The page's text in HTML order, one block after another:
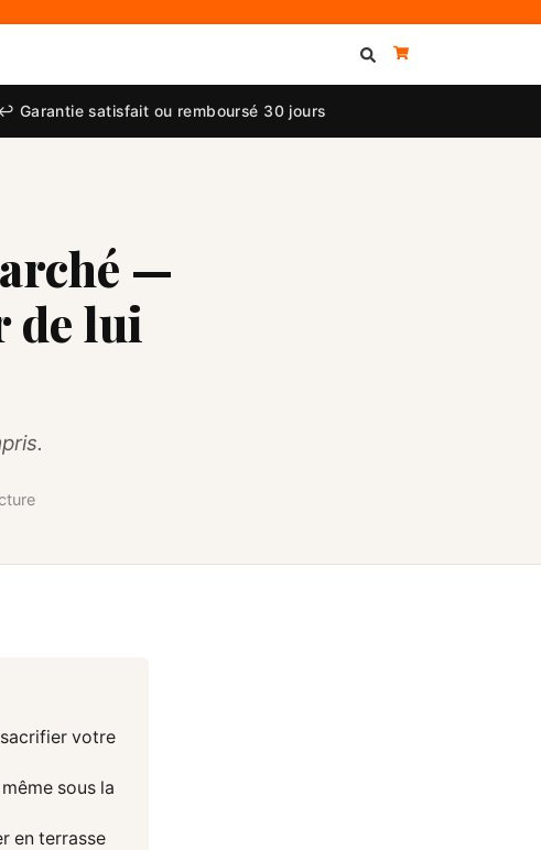
Garantie satisfait ou remboursé 30 jours
—
de lui
votre
sous la
en terrasse